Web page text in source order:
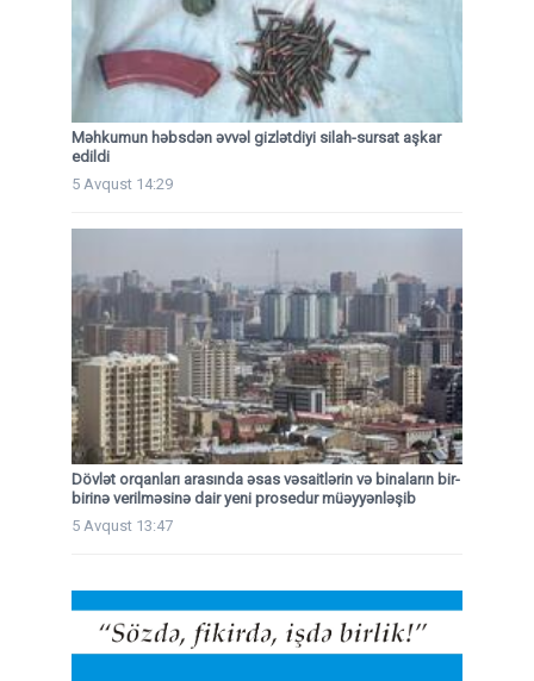
Məhkumun həbsdən əvvəl gizlətdiyi silah-sursat aşkar
edildi
5 Avqust 14:29
Dövlət orqanları arasında əsas vəsaitlərin və binaların bir-
birinə verilməsinə dair yeni prosedur müəyyənləşib
5 Avqust 13:47